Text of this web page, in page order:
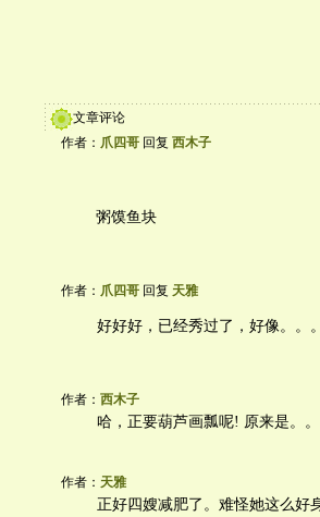
文章评论
作者： 爪四哥 回复 西木子
粥馍鱼块
作者： 爪四哥 回复 天雅
好好好，已经秀过了，好像。。
作者： 西木子
哈，正要葫芦画瓢呢! 原来是。。
作者： 天雅
正好四嫂减肥了。难怪她这么好